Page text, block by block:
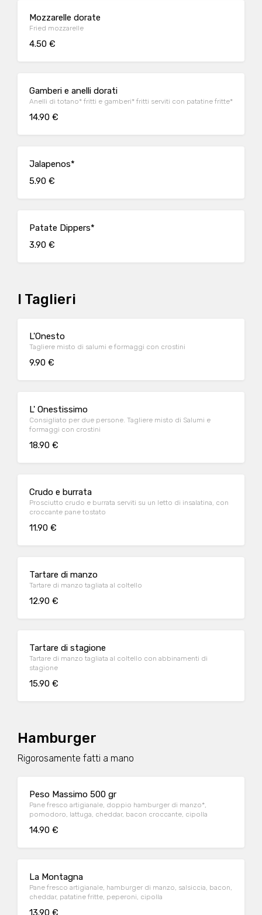
Mozzarelle dorate
Fried mozzarelle
4.50 €
Gamberi e anelli dorati
Anelli di totano* fritti e gamberi* fritti serviti con patatine fritte*
14.90 €
Jalapenos*
5.90 €
Patate Dippers*
3.90 €
I Taglieri
L'Onesto
Tagliere misto di salumi e formaggi con crostini
9.90 €
L' Onestissimo
Consigliato per due persone. Tagliere misto di Salumi e
formaggi con crostini
18.90 €
Crudo e burrata
Prosciutto crudo e burrata serviti su un letto di insalatina, con
croccante pane tostato
11.90 €
Tartare di manzo
Tartare di manzo tagliata al coltello
12.90 €
Tartare di stagione
Tartare di manzo tagliata al coltello con abbinamenti di
stagione
15.90 €
Hamburger
Rigorosamente fatti a mano
Peso Massimo 500 gr
Pane fresco artigianale, doppio hamburger di manzo*,
pomodoro, lattuga, cheddar, bacon croccante, cipolla
14.90 €
La Montagna
Pane fresco artigianale, hamburger di manzo, salsiccia, bacon,
cheddar, patatine fritte, peperoni, cipolla
13.90 €